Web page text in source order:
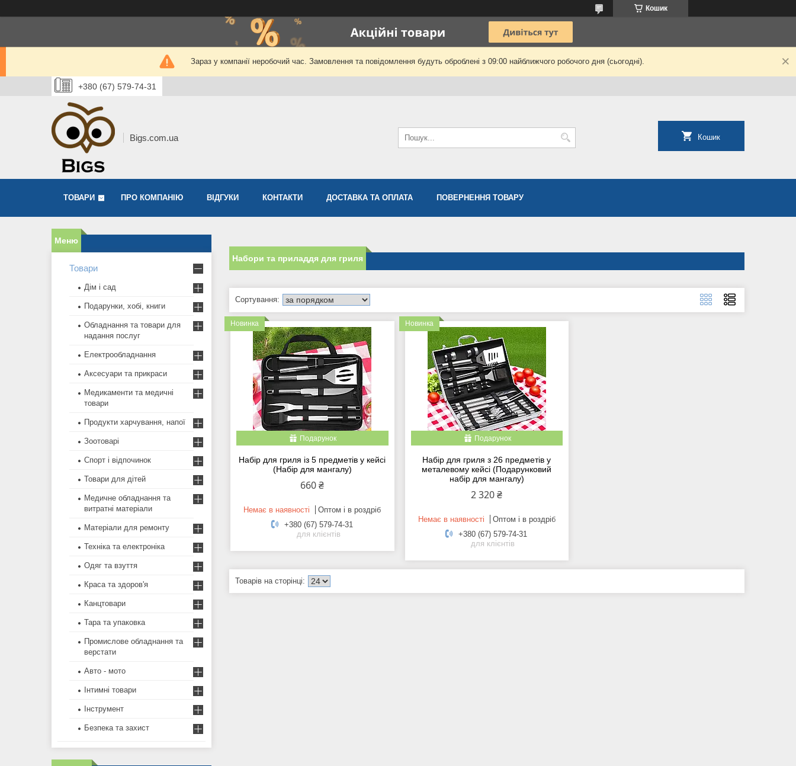
Кошик
Зараз у компанії неробочий час. Замовлення та повідомлення будуть оброблені з 09:00 найближчого робочого дня (сьогодні).
+380 (67) 579-74-31
Bigs.com.ua Кошик
ТОВАРИ ПРО КОМПАНІЮ ВІДГУКИ КОНТАКТИ ДОСТАВКА ТА ОПЛАТА ПОВЕРНЕННЯ ТОВАРУ
Набори та приладдя для гриля
Новинка
Подарунок
Набір для гриля із 5 предметів у кейсі
(Набір для мангалу)
660 ₴
Немає в наявності
Оптом і в роздріб
+380 (67) 579-74-31
для клієнтів
Новинка
Подарунок
Набір для гриля з 26 предметів у
металевому кейсі (Подарунковий
набір для мангалу)
2 320 ₴
Немає в наявності
Оптом і в роздріб
+380 (67) 579-74-31
для клієнтів
Товари
Дім і сад
Подарунки, хобі, книги
Обладнання та товари для
надання послуг
Електрообладнання
Аксесуари та прикраси
Медикаменти та медичні
товари
Продукти харчування, напої
Зоотоварі
Спорт і відпочинок
Товари для дітей
Медичне обладнання та
витратні матеріали
Матеріали для ремонту
Техніка та електроніка
Одяг та взуття
Краса та здоров'я
Канцтовари
Тара та упаковка
Промислове обладнання та
верстати
Авто - мото
Інтимні товари
Інструмент
Безпека та захист